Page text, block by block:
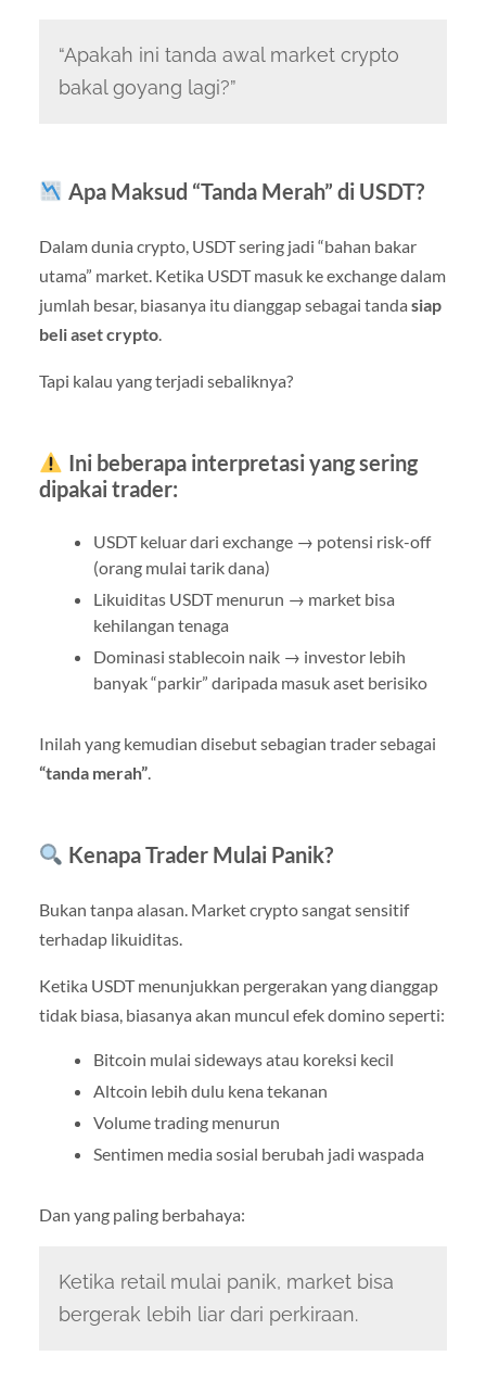
“Apakah ini tanda awal market crypto
bakal goyang lagi?”
Apa Maksud “Tanda Merah” di USDT?
Dalam dunia crypto, USDT sering jadi “bahan bakar
utama” market. Ketika USDT masuk ke exchange dalam
jumlah besar, biasanya itu dianggap sebagai tanda siap
beli aset crypto.
Tapi kalau yang terjadi sebaliknya?
Ini beberapa interpretasi yang sering
dipakai trader:
USDT keluar dari exchange → potensi risk-off
(orang mulai tarik dana)
Likuiditas USDT menurun → market bisa
kehilangan tenaga
Dominasi stablecoin naik → investor lebih
banyak “parkir” daripada masuk aset berisiko
Inilah yang kemudian disebut sebagian trader sebagai
“tanda merah”.
Kenapa Trader Mulai Panik?
Bukan tanpa alasan. Market crypto sangat sensitif
terhadap likuiditas.
Ketika USDT menunjukkan pergerakan yang dianggap
tidak biasa, biasanya akan muncul efek domino seperti:
Bitcoin mulai sideways atau koreksi kecil
Altcoin lebih dulu kena tekanan
Volume trading menurun
Sentimen media sosial berubah jadi waspada
Dan yang paling berbahaya:
Ketika retail mulai panik, market bisa
bergerak lebih liar dari perkiraan.